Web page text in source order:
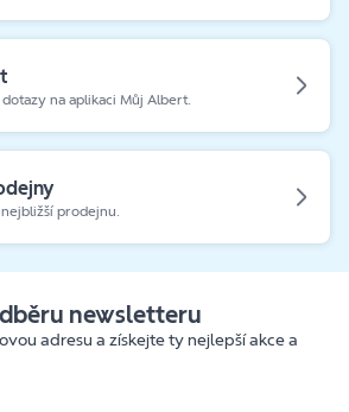
na aplikaci Můj Albert.
prodejnu.
newsletteru
adresu a získejte ty nejlepší akce a